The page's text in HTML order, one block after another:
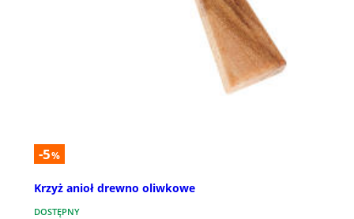
-5%
Krzyż anioł drewno oliwkowe
DOSTĘPNY